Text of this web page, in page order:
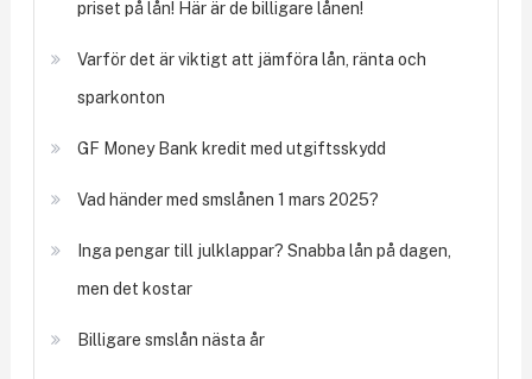
priset på lån! Här är de billigare lånen!
Varför det är viktigt att jämföra lån, ränta och
sparkonton
GF Money Bank kredit med utgiftsskydd
Vad händer med smslånen 1 mars 2025?
Inga pengar till julklappar? Snabba lån på dagen,
men det kostar
Billigare smslån nästa år